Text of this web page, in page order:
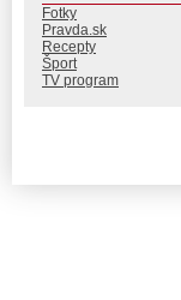
Fotky
Pravda.sk
Recepty
Šport
TV program